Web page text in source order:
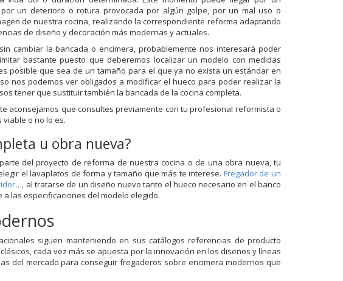
un deterioro o rotura provocada por algún golpe, por un mal uso o
de nuestra cocina, realizando la correspondiente reforma adaptando
de diseño y decoración más modernas y actuales.
cambiar la bancada o encimera, probablemente nos interesará poder
bastante puesto que deberemos localizar un modelo con medidas
posible que sea de un tamaño para el que ya no exista un estándar en
nos podemos ver obligados a modificar el hueco para poder realizar la
tener que sustituir también la bancada de la cocina completa.
aconsejamos que consultes previamente con tu profesional reformista o
o no lo es.
u obra nueva?
del proyecto de reforma de nuestra cocina o de una obra nueva, tu
el lavaplatos de forma y tamaño que más te interese. Fregador de un
…, al tratarse de un diseño nuevo tanto el hueco necesario en el banco
las especificaciones del modelo elegido.
siguen manteniendo en sus catálogos referencias de producto
cada vez más se apuesta por la innovación en los diseños y líneas
del mercado para conseguir fregaderos sobre encimera modernos que